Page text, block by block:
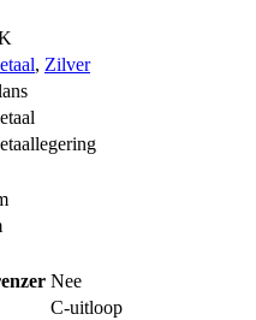
, Zilver
Nee
C-uitloop